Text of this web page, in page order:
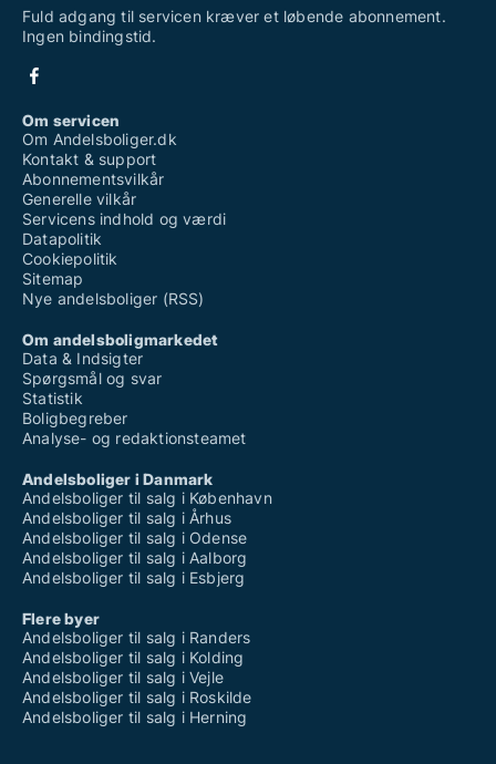
Fuld adgang til servicen kræver et løbende abonnement.
Ingen bindingstid.
Om servicen
Om Andelsboliger.dk
Kontakt & support
Abonnementsvilkår
Generelle vilkår
Servicens indhold og værdi
Datapolitik
Cookiepolitik
Sitemap
Nye andelsboliger (RSS)
Om andelsboligmarkedet
Data & Indsigter
Spørgsmål og svar
Statistik
Boligbegreber
Analyse- og redaktionsteamet
Andelsboliger i Danmark
Andelsboliger til salg i København
Andelsboliger til salg i Århus
Andelsboliger til salg i Odense
Andelsboliger til salg i Aalborg
Andelsboliger til salg i Esbjerg
Flere byer
Andelsboliger til salg i Randers
Andelsboliger til salg i Kolding
Andelsboliger til salg i Vejle
Andelsboliger til salg i Roskilde
Andelsboliger til salg i Herning